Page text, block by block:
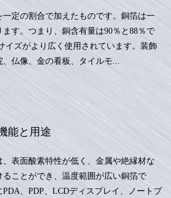
定の割合で加えたものです。銅箔は一
す。つまり、銅含有量は90％と88％で
イズがより広く使用されています。装飾
仏像、金の看板、タイルモ...
能と用途
表面酸素特性が低く、金属や絶縁材な
ることができ、温度範囲が広い銅箔で
、PDP、LCDディスプレイ、ノートブ